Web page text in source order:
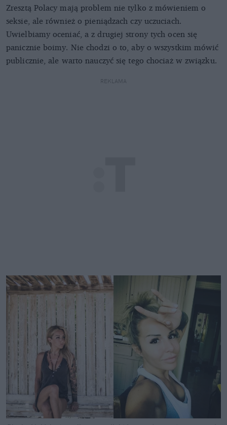
Zresztą Polacy mają problem nie tylko z mówieniem o
seksie, ale również o pieniądzach czy uczuciach.
Uwielbiamy oceniać, a z drugiej strony tych ocen się
panicznie boimy. Nie chodzi o to, aby o wszystkim mówić
publicznie, ale warto nauczyć się tego chociaż w związku.
REKLAMA